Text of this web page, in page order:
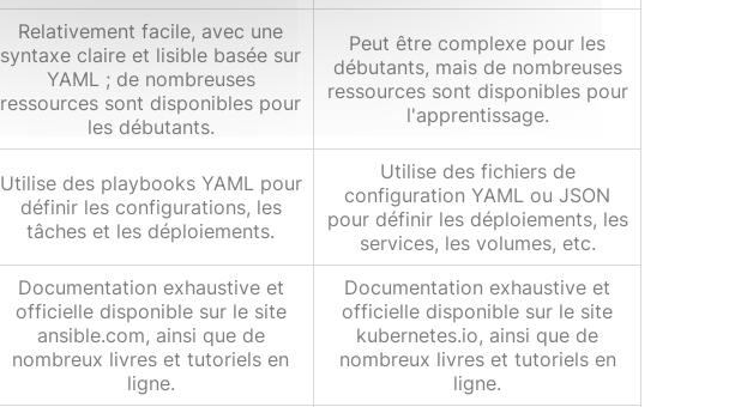
Relativement facile, avec une
syntaxe claire et lisible basée sur
YAML ; de nombreuses
ressources sont disponibles pour
les débutants.
Peut être complexe pour les
débutants, mais de nombreuses
ressources sont disponibles pour
l'apprentissage.
Utilise des playbooks YAML pour
définir les configurations, les
tâches et les déploiements.
Utilise des fichiers de
configuration YAML ou JSON
pour définir les déploiements, les
services, les volumes, etc.
Documentation exhaustive et
officielle disponible sur le site
ansible.com, ainsi que de
nombreux livres et tutoriels en
ligne.
Documentation exhaustive et
officielle disponible sur le site
kubernetes.io, ainsi que de
nombreux livres et tutoriels en
ligne.